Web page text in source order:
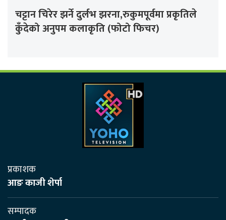
चट्टान चिरेर झर्ने दुर्लभ झरना,रुकुमपूर्वमा प्रकृतिले
कुँदेको अनुपम कलाकृति (फोटो फिचर)
प्रकाशक
आङ काजी शेर्पा
सम्पादक